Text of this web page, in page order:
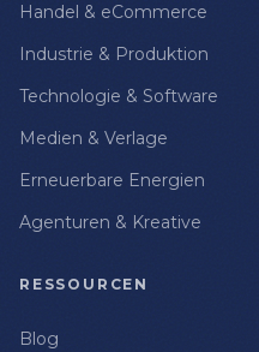
Handel & eCommerce
Industrie & Produktion
Technologie & Software
Medien & Verlage
Erneuerbare Energien
Agenturen & Kreative
RESSOURCEN
Blog